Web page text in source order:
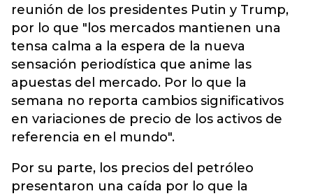
reunión de los presidentes Putin y Trump,
por lo que "los mercados mantienen una
tensa calma a la espera de la nueva
sensación periodística que anime las
apuestas del mercado. Por lo que la
semana no reporta cambios significativos
en variaciones de precio de los activos de
referencia en el mundo".
Por su parte, los precios del petróleo
presentaron una caída por lo que la